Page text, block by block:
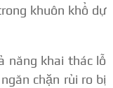
khuôn khổ dự
năng khai thác lỗ
chặn rủi ro bị